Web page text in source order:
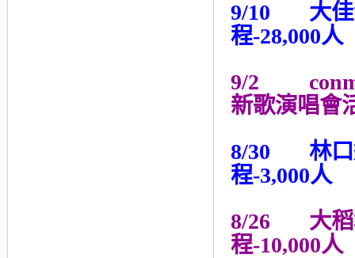
9/10 大佳
程-28,000人
9/2
新歌演唱會
8/30 林口
程-3,000人
8/26大稻埕
程-10,000人